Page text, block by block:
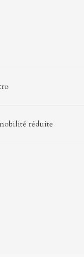
réduite